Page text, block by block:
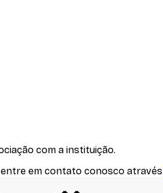
com a instituição.
entre em contato conosco através